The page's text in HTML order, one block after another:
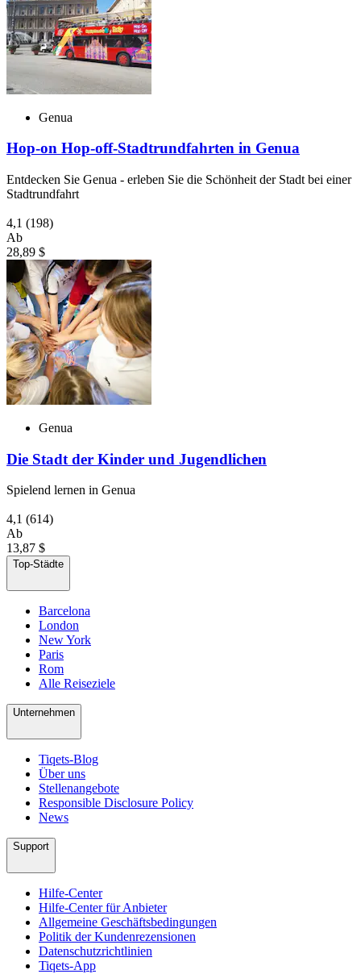
Genua
Hop-on Hop-off-Stadtrundfahrten in Genua
Entdecken Sie Genua - erleben Sie die Schönheit der Stadt bei einer
Stadtrundfahrt
4,1 (198)
Ab
28,89 $
Genua
Die Stadt der Kinder und Jugendlichen
Spielend lernen in Genua
4,1 (614)
Ab
13,87 $
Top-Städte
Barcelona
London
New York
Paris
Rom
Alle Reiseziele
Unternehmen
Tiqets-Blog
Über uns
Stellenangebote
Responsible Disclosure Policy
News
Support
Hilfe-Center
Hilfe-Center für Anbieter
Allgemeine Geschäftsbedingungen
Politik der Kundenrezensionen
Datenschutzrichtlinien
Tiqets-App